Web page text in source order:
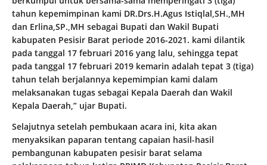
tahun kepemimpinan kami DR.Drs.H.Agus Istiqlal,SH.,MH
dan Erlina,SP.,MH sebagai Bupati dan Wakil Bupati
kabupaten Pesisir Barat periode 2016-2021. kami dilantik
pada tanggal 17 februari 2016 yang lalu, sehingga tepat
pada tanggal 17 februari 2019 kemarin adalah tepat 3 (tiga)
tahun telah berjalannya kepemimpian kami dalam
melaksanakan tugas sebagai Kepala Daerah dan Wakil
Kepala Daerah,” ujar Bupati.
Selajutnya setelah pembukaan acara ini, kita akan
menyaksikan paparan tentang capaian hasil-hasil
pembangunan kabupaten pesisir barat selama